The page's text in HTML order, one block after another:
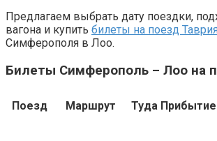
Предлагаем выбрать дату поездки,
вагона и купить билеты на поезд
Симферополя в Лоо.
Билеты Симферополь – Лоо на
Поезд Маршрут Туда Прибытие